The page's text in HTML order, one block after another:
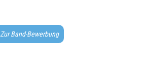
Zur Band-Bewerbung